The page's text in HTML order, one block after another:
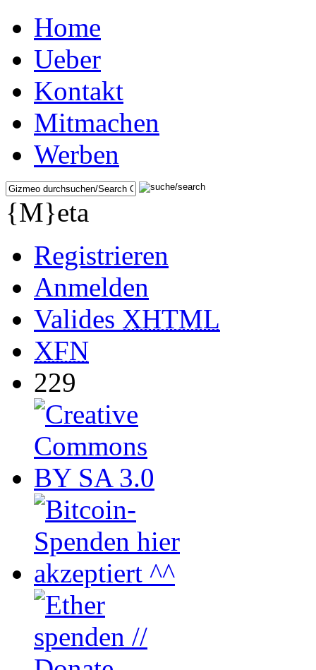
Home
Ueber
Kontakt
Mitmachen
Werben
{M}eta
Registrieren
Anmelden
Valides XHTML
XFN
229